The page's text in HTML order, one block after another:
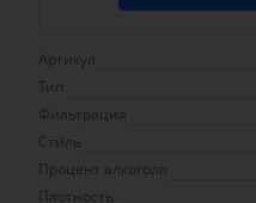
Артикул
Тип
Фильтрация
Стиль
Процент алкоголя
Плотность